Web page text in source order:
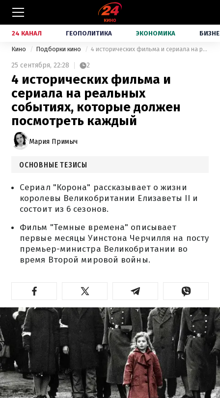
24 КАНАЛ ГЕОПОЛИТИКА ЭКОНОМИКА
Кино Подборки кино 4 исторических фильма и сериала на реальных событиях, которые должен посмотреть каждый
25 сентября, 22:28 2
4 исторических фильма и
сериала на реальных
событиях, которые должен
посмотреть каждый
Мария Примыч
ОСНОВНЫЕ ТЕЗИСЫ
Сериал "Корона" рассказывает о жизни
королевы Великобритании Елизаветы II и
состоит из 6 сезонов.
Фильм "Темные времена" описывает
первые месяцы Уинстона Черчилля на посту
премьер-министра Великобритании во
время Второй мировой войны.